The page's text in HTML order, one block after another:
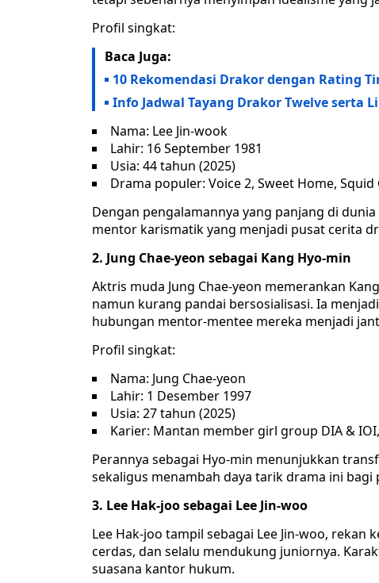
Profil singkat:
Baca Juga:
10 Rekomendasi Drakor dengan Rating
Info Jadwal Tayang Drakor Twelve serta
Nama: Lee Jin-wook
Lahir: 16 September 1981
Usia: 44 tahun (2025)
Drama populer: Voice 2, Sweet Home, Squid
Dengan pengalamannya yang panjang di
mentor karismatik yang menjadi pusat cerita
2. Jung Chae-yeon sebagai Kang Hyo-min
Aktris muda Jung Chae-yeon memerankan
namun kurang pandai bersosialisasi. Ia
hubungan mentor-mentee mereka menjadi
Profil singkat:
Nama: Jung Chae-yeon
Lahir: 1 Desember 1997
Usia: 27 tahun (2025)
Karier: Mantan member girl group DIA &
Perannya sebagai Hyo-min menunjukkan
sekaligus menambah daya tarik drama ini bagi
3. Lee Hak-joo sebagai Lee Jin-woo
Lee Hak-joo tampil sebagai Lee Jin-woo,
cerdas, dan selalu mendukung juniornya.
suasana kantor hukum.